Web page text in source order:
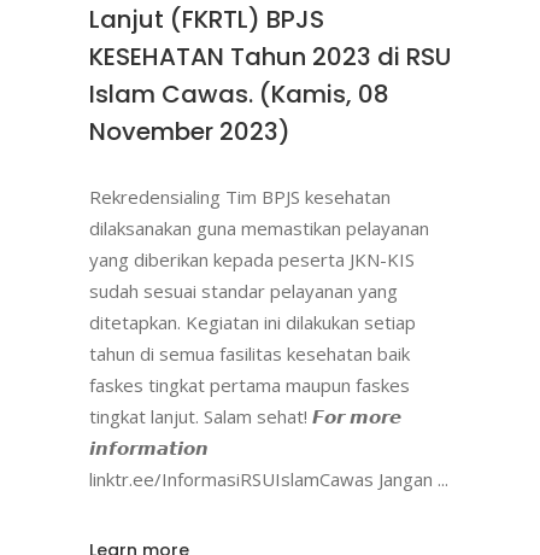
Lanjut (FKRTL) BPJS
KESEHATAN Tahun 2023 di RSU
Islam Cawas. (Kamis, 08
November 2023)
Rekredensialing Tim BPJS kesehatan
dilaksanakan guna memastikan pelayanan
yang diberikan kepada peserta JKN-KIS
sudah sesuai standar pelayanan yang
ditetapkan. Kegiatan ini dilakukan setiap
tahun di semua fasilitas kesehatan baik
faskes tingkat pertama maupun faskes
tingkat lanjut. Salam sehat! 𝙁𝙤𝙧 𝙢𝙤𝙧𝙚
𝙞𝙣𝙛𝙤𝙧𝙢𝙖𝙩𝙞𝙤𝙣
linktr.ee/InformasiRSUIslamCawas Jangan
Learn more